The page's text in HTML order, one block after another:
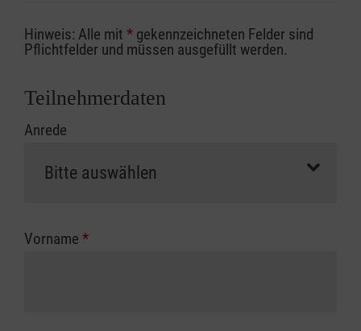
Sofern Sie ein Kostenübernahmeverfahren
Ihrer Berufsgenossenschaft / Unfallkasse
Abrechnungsunterlagen spätestens zu
erfolgt eine Abrechnung der vollen Kursgebühr
Die notwendigen Formulare für die
zuständigen Berufsgenossenschaft oder
Hinweis: Alle mit * gekennzeichneten Felder sind
Pflichtfelder und müssen ausgefüllt werden.
Teilnehmerdaten
Anrede
Vorname *